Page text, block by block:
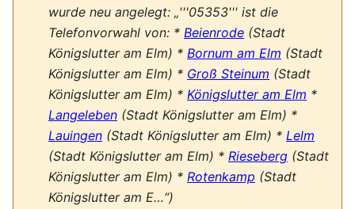
wurde neu angelegt: „'''05353''' ist die
Telefonvorwahl von: * Beienrode (Stadt
Königslutter am Elm) * Bornum am Elm (Stadt
Königslutter am Elm) * Groß Steinum (Stadt
Königslutter am Elm) * Königslutter am Elm *
Langeleben (Stadt Königslutter am Elm) *
Lauingen (Stadt Königslutter am Elm) * Lelm
(Stadt Königslutter am Elm) * Rieseberg (Stadt
Königslutter am Elm) * Rotenkamp (Stadt
Königslutter am E…“)